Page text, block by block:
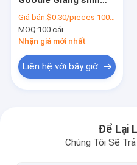
logo của riêng bạn
cho Xmas Party
trang trí
Giá bán:$0.30/pieces 100-1999 pieces
MOQ:100 cái
Nhận giá mới nhất
Liên hệ với bây giờ
Để Lại
Chúng Tôi Sẽ